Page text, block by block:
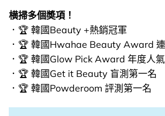
横掃多個奬項！
．🏆 韓國Beauty +熱銷冠軍
．🏆 韓國Hwahae Beauty Award
．🏆 韓國Glow Pick Award 年度人
．🏆 韓國Get it Beauty 盲測第一名
．🏆 韓國Powderoom 評測第一名